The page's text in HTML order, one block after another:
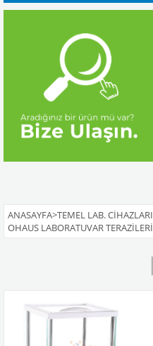
ANASAYFA>TEMEL LAB. CIHAZLARI
OHAUS LABORATUVAR TERAZILERI